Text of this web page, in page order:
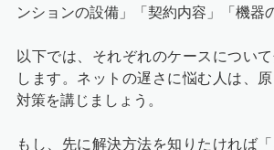
ンションの設備」「契約内容」「機器
以下では、それぞれのケースについ
します。ネットの遅さに悩む人は、
対策を講じましょう。
もし、先に解決方法を知りたければ「